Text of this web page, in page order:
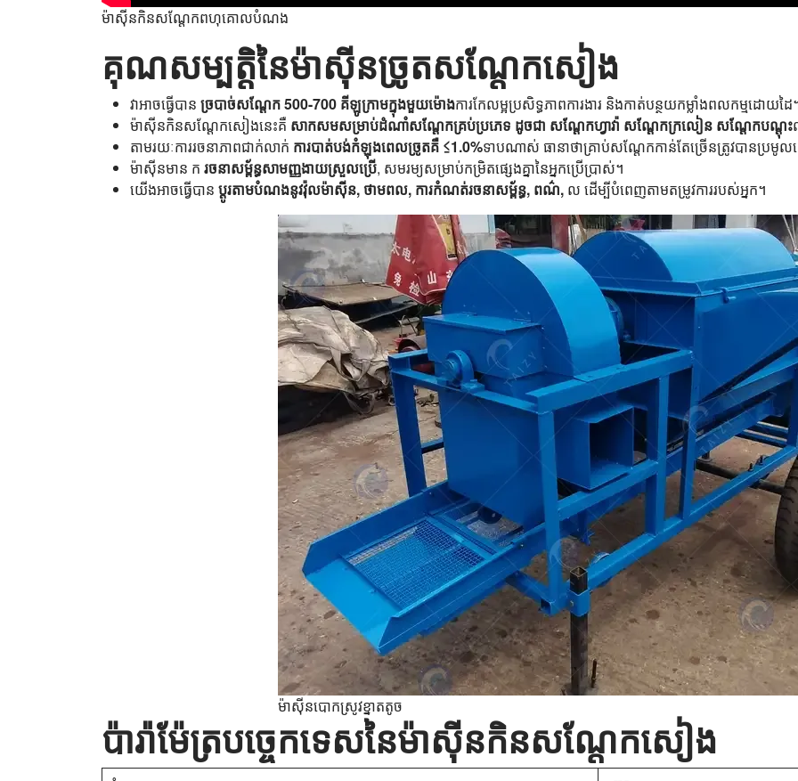
ម៉ាស៊ីនកិនសណ្តែកពហុគោលបំណង
គុណសម្បត្តិនៃម៉ាស៊ីនច្រូតសណ្តែកសៀង
វាអាចធ្វើបាន ច្របាច់សណ្តែក 500-700 គីឡូក្រាមក្នុងមួយម៉ោងការកែលម្អប្រសិទ្ធភាពការងារ និងកាត់បន្ថយកម្លាំងពលកម្មដោយដៃ
ម៉ាស៊ីនកិនសណ្តែកសៀងនេះគឺ សាកសមសម្រាប់ដំណាំសណ្តែកគ្រប់ប្រភេទ ដូចជា សណ្តែកហ្វាវ៉ា សណ្តែកក្រលៀន សណ្តែកបណ្តុះ
តាមរយៈការរចនាភាពជាក់លាក់ ការបាត់បង់កំឡុងពេលច្រូតគឺ ≤1.0%ទាបណាស់ ធានាថាគ្រាប់សណ្តែកកាន់តែច្រើនត្រូវបានប្រមូ
ម៉ាស៊ីនមាន ក រចនាសម្ព័ន្ធសាមញ្ញងាយស្រួលប្រើ, សមរម្យសម្រាប់កម្រិតផ្សេងគ្នានៃអ្នកប្រើប្រាស់។
យើងអាចធ្វើបាន ប្ដូរតាមបំណងនូវវ៉ុលម៉ាស៊ីន, ថាមពល, ការកំណត់រចនាសម្ព័ន្ធ, ពណ៌, ល ដើម្បីបំពេញតាមតម្រូវការរបស់អ្នក។
ម៉ាស៊ីនបោកស្រូវខ្នាតតូច
ប៉ារ៉ាម៉ែត្របច្ចេកទេសនៃម៉ាស៊ីនកិនសណ្តែកសៀង